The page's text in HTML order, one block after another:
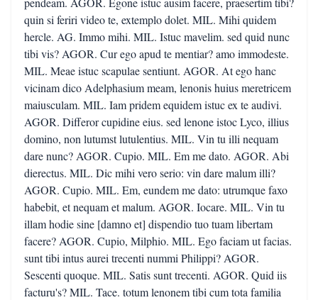
quin si feriri video te, extemplo dolet. MIL. Mihi quidem
hercle. AG. Immo mihi. MIL. Istuc mavelim. sed quid nunc
tibi vis? AGOR. Cur ego apud te mentiar? amo immodeste.
MIL. Meae istuc scapulae sentiunt. AGOR. At ego hanc
vicinam dico Adelphasium meam, lenonis huius meretricem
maiusculam. MIL. Iam pridem equidem istuc ex te audivi.
AGOR. Differor cupidine eius. sed lenone istoc Lyco, illius
domino, non lutumst lutulentius. MIL. Vin tu illi nequam
dare nunc? AGOR. Cupio. MIL. Em me dato. AGOR. Abi
dierectus. MIL. Dic mihi vero serio: vin dare malum illi?
AGOR. Cupio. MIL. Em, eundem me dato: utrumque faxo
habebit, et nequam et malum. AGOR. Iocare. MIL. Vin tu
illam hodie sine [damno et] dispendio tuo tuam libertam
facere? AGOR. Cupio, Milphio. MIL. Ego faciam ut facias.
sunt tibi intus aurei trecenti nummi Philippi? AGOR.
Sescenti quoque. MIL. Satis sunt trecenti. AGOR. Quid iis
facturu's? MIL. Tace. totum lenonem tibi cum tota familia